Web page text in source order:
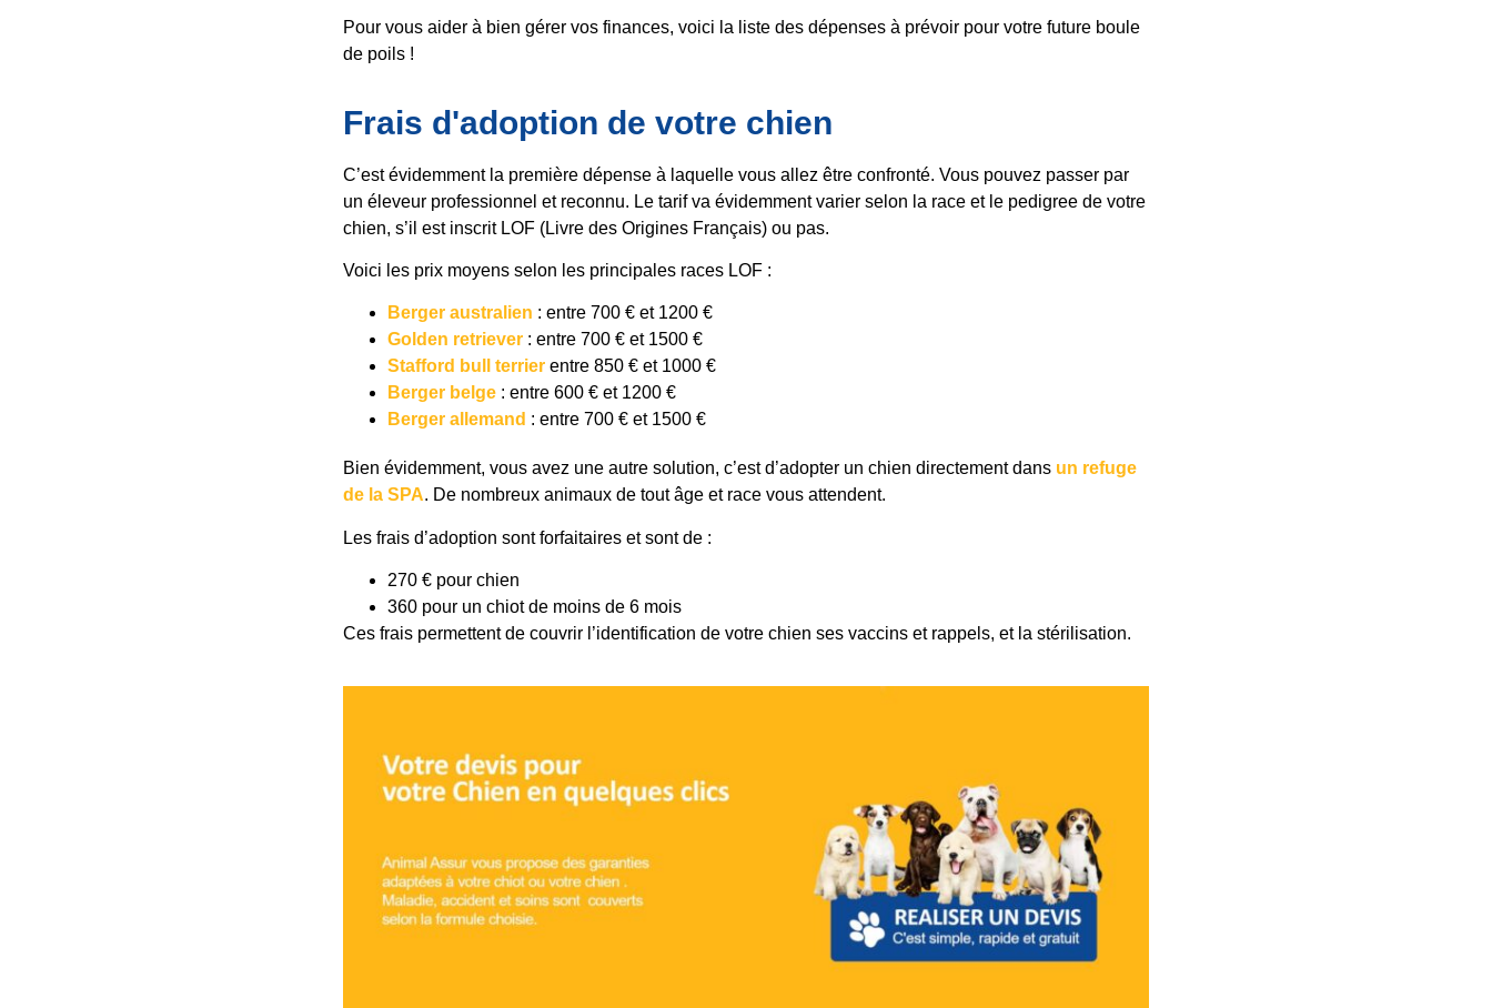
Pour vous aider à bien gérer vos finances, voici la liste des dépenses à prévoir pour votre future boule
de poils !
Frais d'adoption de votre chien
C’est évidemment la première dépense à laquelle vous allez être confronté. Vous pouvez passer par
un éleveur professionnel et reconnu. Le tarif va évidemment varier selon la race et le pedigree de votre
chien, s’il est inscrit LOF (Livre des Origines Français) ou pas.
Voici les prix moyens selon les principales races LOF :
Berger australien : entre 700 € et 1200 €
Golden retriever: entre 700 € et 1500 €
Stafford bull terrierentre 850 € et 1000 €
Berger belge: entre 600 € et 1200 €
Berger allemand : entre 700 € et 1500 €
Bien évidemment, vous avez une autre solution, c’est d’adopter un chien directement dans un refuge
de la SPA. De nombreux animaux de tout âge et race vous attendent.
Les frais d’adoption sont forfaitaires et sont de :
270 € pour chien
360 pour un chiot de moins de 6 mois
Ces frais permettent de couvrir l’identification de votre chien ses vaccins et rappels, et la stérilisation.